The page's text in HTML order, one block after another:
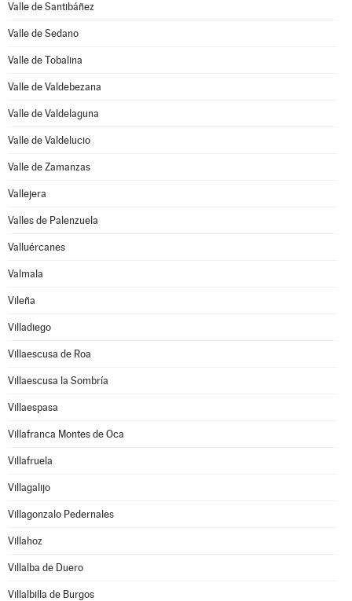
Valle de Santibáñez
Valle de Sedano
Valle de Tobalina
Valle de Valdebezana
Valle de Valdelaguna
Valle de Valdelucio
Valle de Zamanzas
Vallejera
Valles de Palenzuela
Valluércanes
Valmala
Vileña
Villadiego
Villaescusa de Roa
Villaescusa la Sombría
Villaespasa
Villafranca Montes de Oca
Villafruela
Villagalijo
Villagonzalo Pedernales
Villahoz
Villalba de Duero
Villalbilla de Burgos